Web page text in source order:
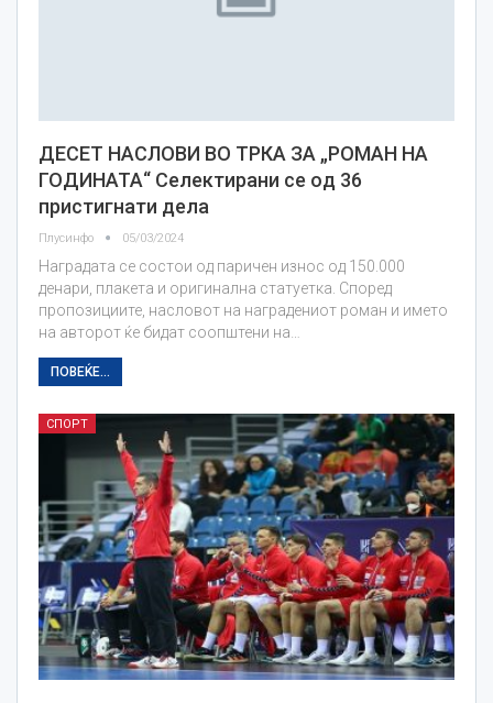
ДЕСЕТ НАСЛОВИ ВО ТРКА ЗА „РОМАН НА
ГОДИНАТА“ Селектирани се oд 36
пристигнати дела
Плусинфо 05/03/2024
Наградата се состои од паричен износ од 150.000
денари, плакета и оригинална статуетка. Според
пропозициите, насловот на наградениот роман и името
на авторот ќе бидат соопштени на…
ПОВЕЌЕ...
СПОРТ